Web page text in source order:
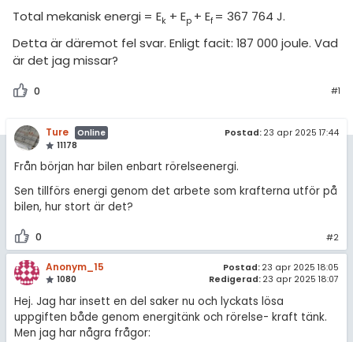
Total mekanisk energi = Ek + Ep + Ef = 367 764 J.
Detta är däremot fel svar. Enligt facit: 187 000 joule. Vad
är det jag missar?
0 #1
Ture
Online
11178
Postad: 23 apr 2025 17:44
Från början har bilen enbart rörelseenergi.
Sen tillförs energi genom det arbete som krafterna utför på
bilen, hur stort är det?
0 #2
Anonym_15
1080
Postad: 23 apr 2025 18:05
Redigerad: 23 apr 2025 18:07
Hej. Jag har insett en del saker nu och lyckats lösa
uppgiften både genom energitänk och rörelse- kraft tänk.
Men jag har några frågor:
Om Pluggakuten